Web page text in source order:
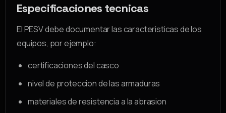
Especificaciones tecnicas
El PESV debe documentar las caracteristicas de los
equipos, por ejemplo:
certificaciones del casco
nivel de proteccion de las armaduras
materiales de resistencia a la abrasion